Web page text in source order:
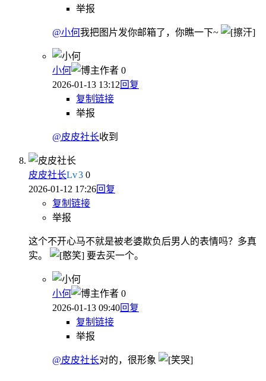
举报
@小何我把图片发你邮箱了，你瞧一下~
小何 作者 0
2026-01-13 13:12回复
复制链接
举报
@皮皮社长收到
皮皮社长Lv3 0
2026-01-12 17:26回复
复制链接
举报
这个不开心马不就是被老婆欺负后男人的表情吗？多真
实。
要去买一个。
小何 作者 0
2026-01-13 09:40回复
复制链接
举报
@皮皮社长对的，很形象